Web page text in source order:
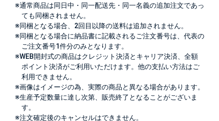
※通常商品は同日中・同一配送先・同一名義の追加注文であっ
ても同梱されません。
※同梱となる場合、2回目以降の送料は追加されません。
※同梱となる場合に納品書に記載されるご注文番号は、代表の
ご注文番号1件分のみとなります。
※WEB開封式の商品はクレジット決済とキャリア決済、全額
ポイント決済がご利用いただけます。他の支払い方法はご
利用できません。
※画像はイメージの為、実際の商品と異なる場合があります。
※生産予定数量に達し次第、販売終了となることがございま
す。
※注文確定後のキャンセルはできません。